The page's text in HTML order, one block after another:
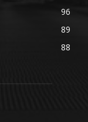
96
89
88